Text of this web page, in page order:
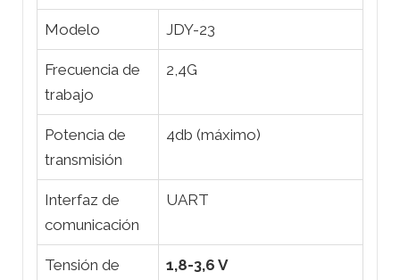
Modelo JDY-23
Frecuencia de
trabajo
2,4G
Potencia de
transmisión
4db (máximo)
Interfaz de
comunicación
UART
Tensión de
1,8-3,6 V